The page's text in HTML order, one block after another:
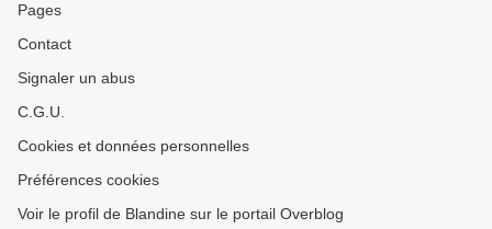
Pages
Contact
Signaler un abus
C.G.U.
Cookies et données personnelles
Préférences cookies
Voir le profil de Blandine sur le portail Overblog